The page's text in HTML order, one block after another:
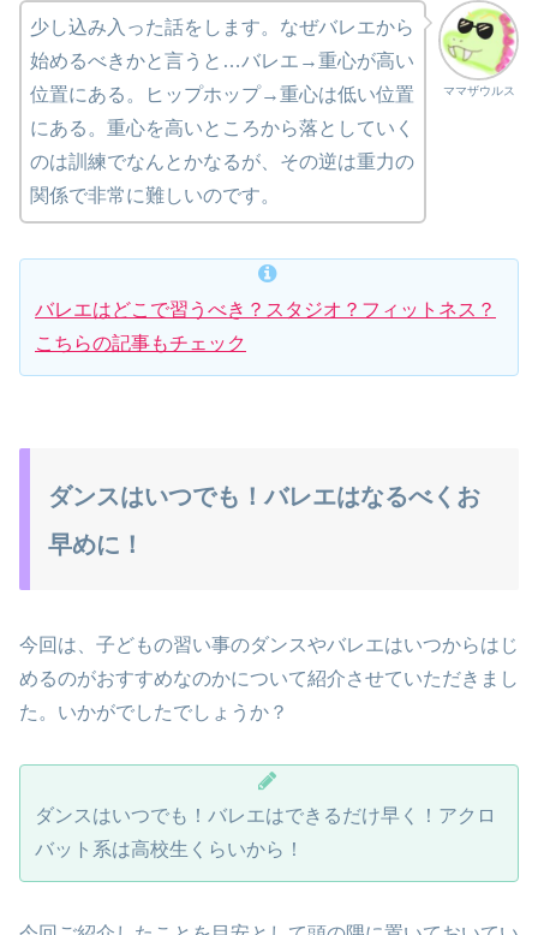
ママザウルス
少し込み入った話をします。なぜバレエから
始めるべきかと言うと…バレエ→重心が高い
位置にある。ヒップホップ→重心は低い位置
にある。重心を高いところから落としていく
のは訓練でなんとかなるが、その逆は重力の
関係で非常に難しいのです。
バレエはどこで習うべき？スタジオ？フィットネス？
こちらの記事もチェック
ダンスはいつでも！バレエはなるべくお
早めに！
今回は、子どもの習い事のダンスやバレエはいつからはじ
めるのがおすすめなのかについて紹介させていただきまし
た。いかがでしたでしょうか？
ダンスはいつでも！バレエはできるだけ早く！アクロ
バット系は高校生くらいから！